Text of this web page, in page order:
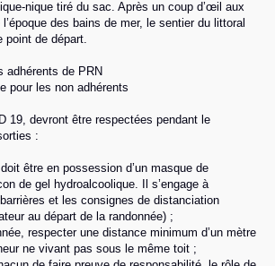
nique tiré du sac. Après un coup d’œil aux
des bains de mer, le sentier du littoral
point de départ.
adhérents de PRN
pour les non adhérents
19, devront être respectées pendant le
:
être en possession d’un masque de
de gel hydroalcoolique. Il s’engage à
et les consignes de distanciation
au départ de la randonnée) ;
respecter une distance minimum d’un mètre
ne vivant pas sous le même toit ;